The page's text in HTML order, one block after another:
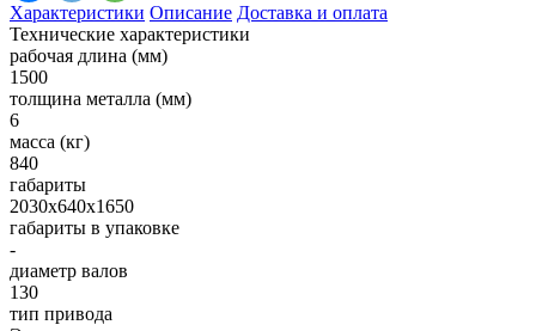
Характеристики Описание Доставка и оплата
Технические характеристики
рабочая длина (мм)
1500
толщина металла (мм)
6
масса (кг)
840
габариты
2030х640х1650
габариты в упаковке
-
диаметр валов
130
тип привода